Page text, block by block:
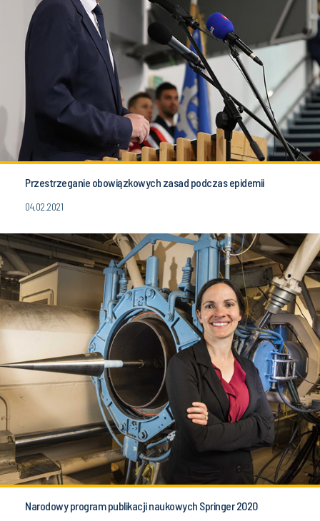
Przestrzeganie obowiązkowych zasad podczas epidemii
04.02.2021
Narodowy program publikacji naukowych Springer 2020